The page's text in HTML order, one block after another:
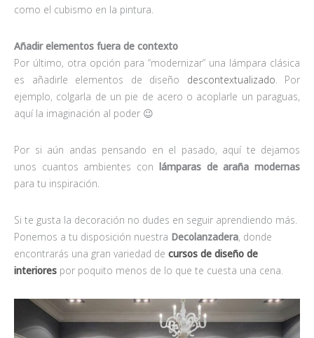
como el cubismo en la pintura.
Añadir elementos fuera de contexto
Por último, otra opción para “modernizar” una lámpara clásica
es añadirle elementos de diseño descontextualizado. Por
ejemplo, colgarla de un pie de acero o acoplarle un paraguas,
aquí la imaginación al poder 😉
Por si aún andas pensando en el pasado, aquí te dejamos
unos cuantos ambientes con lámparas de araña modernas
para tu inspiración.
Si te gusta la decoración no dudes en seguir aprendiendo más.
Ponemos a tu disposición nuestra Decolanzadera, donde
encontrarás una gran variedad de cursos de diseño de
interiores por poquito menos de lo que te cuesta una cena.